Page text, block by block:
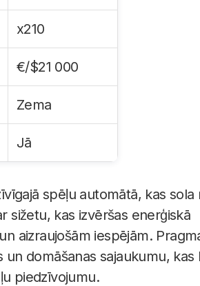
x210
€/$21 000
Zema
Jā
spēļu automātā, kas sola
sižetu, kas izvēršas enerģiskā
aizraujošām iespējām.
domāšanas sajaukumu, kas
piedzīvojumu.